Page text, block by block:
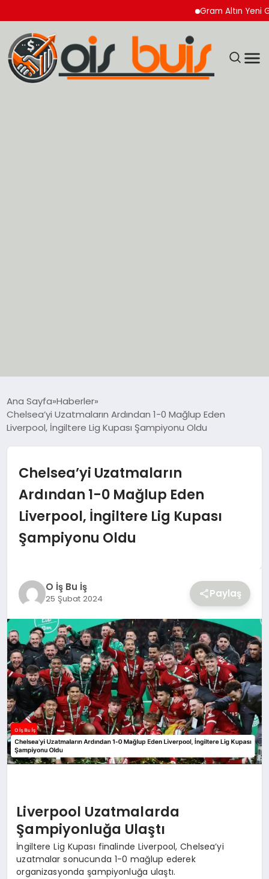
Gram Altın Yeni
EKONOMİ
SPOR
YAŞAM
Ana Sayfa Haberler
Chelsea’yi Uzatmaların Ardından 1-0 Mağlup Eden
Liverpool, İngiltere Lig Kupası Şampiyonu Oldu
Chelsea’yi Uzatmaların
Ardından 1-0 Mağlup Eden
Liverpool, İngiltere Lig Kupası
Şampiyonu Oldu
O İş Bu İş
25 Şubat 2024 Paylaş
Liverpool Uzatmalarda
Şampiyonluğa Ulaştı
İngiltere Lig Kupası finalinde Liverpool, Chelsea’yi
uzatmalar sonucunda 1-0 mağlup ederek
organizasyonda şampiyonluğa ulaştı.